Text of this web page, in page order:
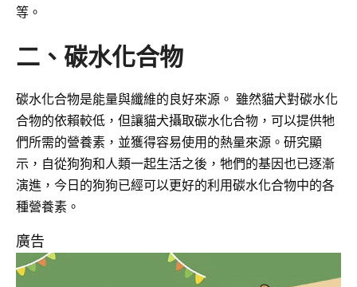
等。
二、碳水化合物
碳水化合物是能量與纖維的良好來源。 雖然貓犬對碳水化
合物的依賴較低，但讓貓犬攝取碳水化合物，可以提供牠
們所需的營養素，並獲得容易使用的熱量來源。研究顯
示，自從狗狗和人類一起生活之後，牠們的基因也已逐漸
演進，今日的狗狗已經可以更好的利用碳水化合物中的各
種營養素。
廣告